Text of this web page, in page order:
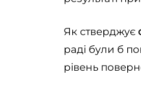
Як стверджує
раді були б
рівень